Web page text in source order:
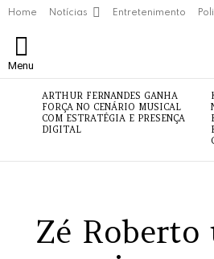
Home Notícias Entretenimento
Menu
ÚLTIMAS
NOTÍCIAS
ARTHUR FERNANDES GANHA
FORÇA NO CENÁRIO MUSICAL
COM ESTRATÉGIA E PRESENÇA
DIGITAL
Zé